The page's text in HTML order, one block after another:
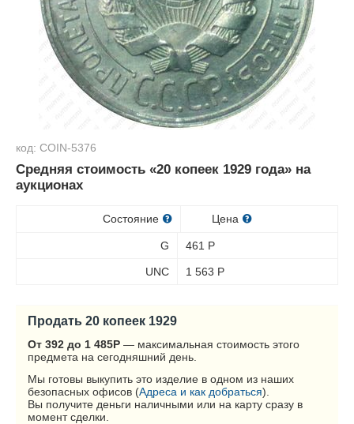
код: COIN-5376
Средняя стоимость «20 копеек 1929 года» на
аукционах
Состояние Цена
G 461 Р
UNC 1 563 Р
Продать 20 копеек 1929
От 392 до 1 485Р — максимальная стоимость этого
предмета на сегодняшний день.
Мы готовы выкупить это изделие в одном из наших
безопасных офисов (Адреса и как добраться).
Вы получите деньги наличными или на карту сразу в
момент сделки.